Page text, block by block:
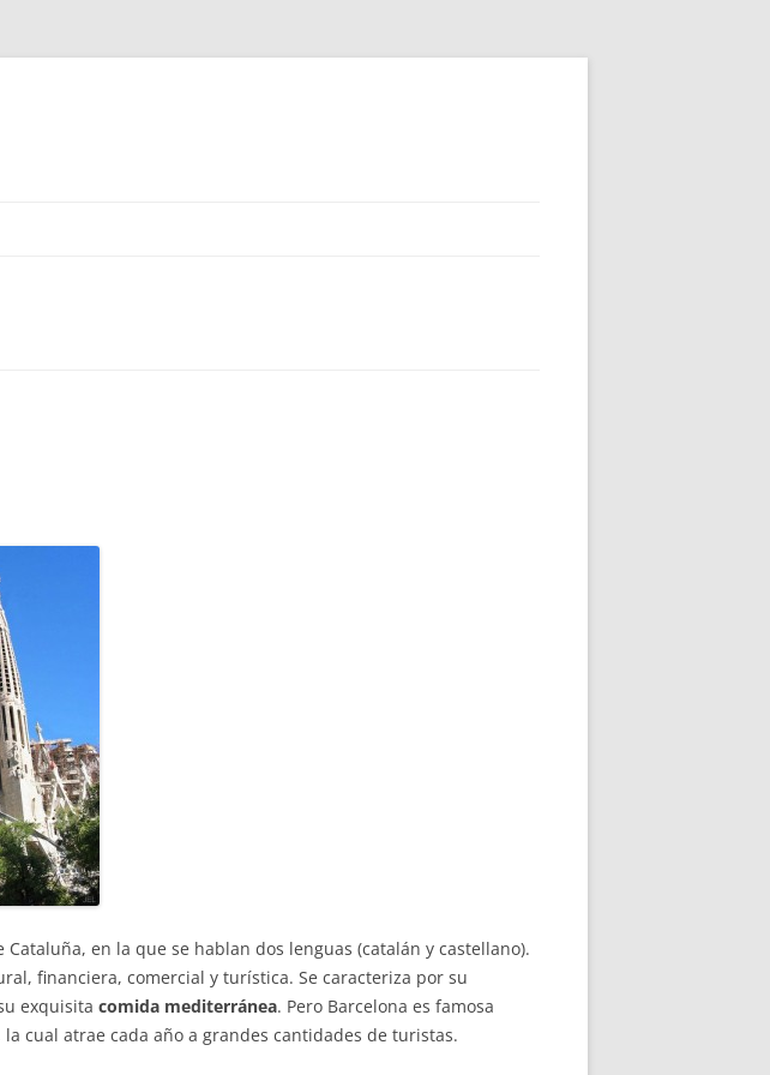
en la que se hablan dos lenguas (catalán y castellano).
financiera, comercial y turística. Se caracteriza por su
exquisita comida mediterránea. Pero Barcelona es famosa
la cual atrae cada año a grandes cantidades de turistas.